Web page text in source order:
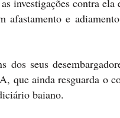
investigações contra ela
e
dos seus
que ainda resguarda o
baiano.